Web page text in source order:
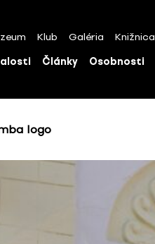
Klub Galéria Knižnica
Články Osobnosti
logo